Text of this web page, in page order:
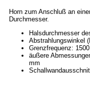
Horn zum Anschluß an
Durchmesser.
Halsdurchmesser
Abstrahlungswinkel
Grenzfrequenz:
äußere
mm